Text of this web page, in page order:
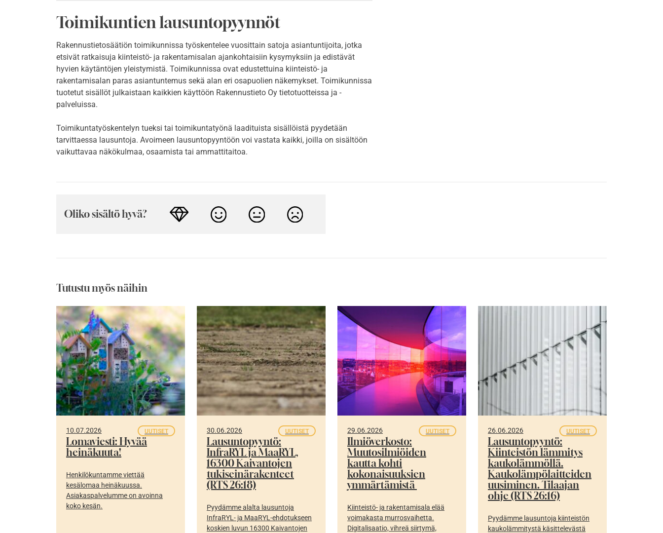
Toimikuntien lausuntopyynnöt
Rakennustietosäätiön toimikunnissa työskentelee vuosittain satoja asiantuntijoita, jotka
etsivät ratkaisuja kiinteistö- ja rakentamisalan ajankohtaisiin kysymyksiin ja edistävät
hyvien käytäntöjen yleistymistä. Toimikunnissa ovat edustettuina kiinteistö- ja
rakentamisalan paras asiantuntemus sekä alan eri osapuolien näkemykset. Toimikunnissa
tuotetut sisällöt julkaistaan kaikkien käyttöön Rakennustieto Oy tietotuotteissa ja -
palveluissa.
Toimikuntatyöskentelyn tueksi tai toimikuntatyönä laadituista sisällöistä pyydetään
tarvittaessa lausuntoja. Avoimeen lausuntopyyntöön voi vastata kaikki, joilla on sisältöön
vaikuttavaa näkökulmaa, osaamista tai ammattitaitoa.
Oliko sisältö hyvä?
Tutustu myös näihin
10.07.2026 UUTISET
Lomaviesti: Hyvää
heinäkuuta!
Henkilökuntamme viettää
kesälomaa heinäkuussa.
Asiakaspalvelumme on avoinna
koko kesän.
30.06.2026 UUTISET
Lausuntopyyntö:
InfraRYL ja MaaRYL,
16300 Kaivantojen
tukiseinärakenteet
(RTS 26:18)
Pyydämme alalta lausuntoja
InfraRYL- ja MaaRYL-ehdotukseen
koskien luvun 16300 Kaivantojen
29.06.2026 UUTISET
Ilmiöverkosto:
Muutosilmiöiden
kautta kohti
kokonaisuuksien
ymmärtämistä
Kiinteistö- ja rakentamisala elää
voimakasta murrosvaihetta.
Digitalisaatio, vihreä siirtymä,
26.06.2026 UUTISET
Lausuntopyyntö:
Kiinteistön lämmitys
kaukolämmöllä.
Kaukolämpölaitteiden
uusiminen. Tilaajan
ohje (RTS 26:16)
Pyydämme lausuntoja kiinteistön
kaukolämmitystä käsittelevästä